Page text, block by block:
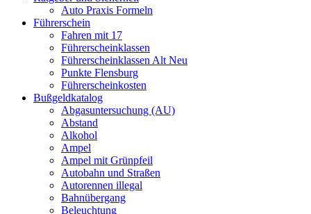
Auto Praxis Formeln
Führerschein
Fahren mit 17
Führerscheinklassen
Führerscheinklassen Alt Neu
Punkte Flensburg
Führerscheinkosten
Bußgeldkatalog
Abgasuntersuchung (AU)
Abstand
Alkohol
Ampel
Ampel mit Grünpfeil
Autobahn und Straßen
Autorennen illegal
Bahnübergang
Beleuchtung